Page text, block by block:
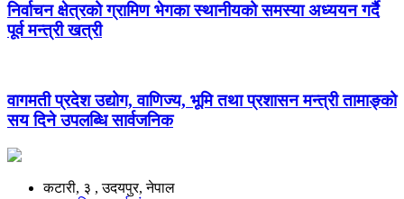
निर्वाचन क्षेत्रको ग्रामिण भेगका स्थानीयको समस्या अध्ययन गर्दै
पूर्व मन्त्री खत्री
वागमती प्रदेश उद्योग, वाणिज्य, भूमि तथा प्रशासन मन्त्री तामाङ्को
सय दिने उपलब्धि सार्वजनिक
कटारी, ३ , उदयपुर, नेपाल